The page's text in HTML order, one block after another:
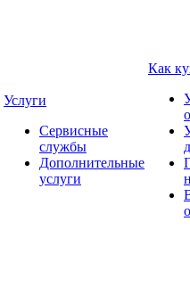
Услуги
Сервисные
службы
Дополнительные
услуги
Как